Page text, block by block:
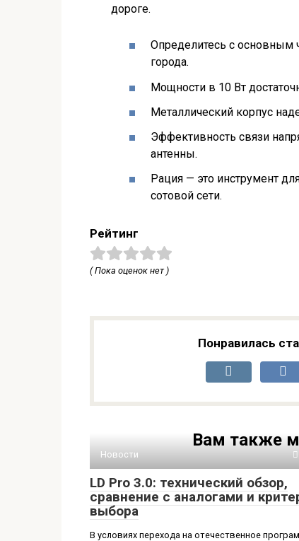
дороге.
Определитесь с основным
города.
Мощности в 10 Вт
Металлический корпус
Эффективность связи
антенны.
Рация — это инструмент
сотовой сети.
Рейтинг
( Пока оценок нет )
Понравилась
Вам также
Новости
LD Pro 3.0: технический обзор,
сравнение с аналогами и
выбора
В условиях перехода на отечественное